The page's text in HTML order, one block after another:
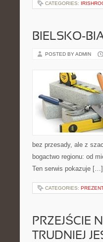
CATEGORIES:
BIELSKO-
POSTED BY ADMIN
bez przesady, ale z
bogactwo regionu: od
Ten serwis pokazuje […]
CATEGORIES:
PRZEJŚCIE
TRUDNIEJ